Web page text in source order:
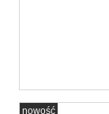
nowość